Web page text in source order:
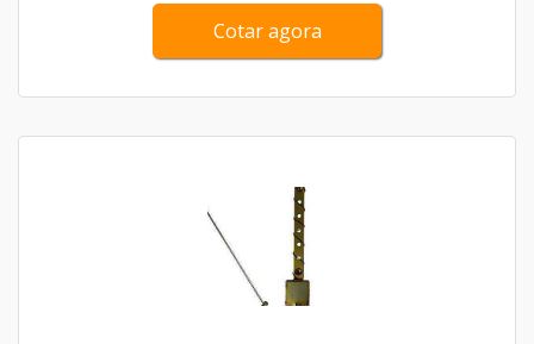
sobre guias ressaltadas, impedindo o desgaste da
gravação Paquímetros Universais (Graduação
Cotar agora